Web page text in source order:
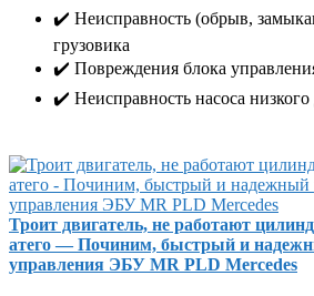
✔️ Неисправность (обрыв,
грузовика
✔️ Повреждения блока
✔️ Неисправность насоса
Троит двигатель, не работают
атего — Починим, быстрый и
управления ЭБУ MR PLD Mercedes